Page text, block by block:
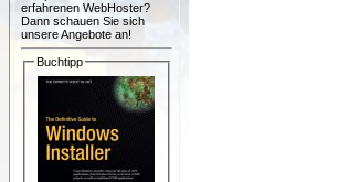
erfahrenen WebHoster?
Dann schauen Sie sich
unsere Angebote an!
Buchtipp